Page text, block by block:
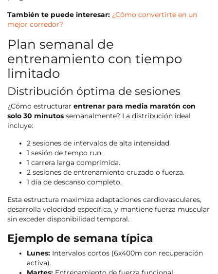
También te puede interesar: ¿Cómo convertirte en un
mejor corredor?
Plan semanal de
entrenamiento con tiempo
limitado
Distribución óptima de sesiones
¿Cómo estructurar entrenar para media maratón con
solo 30 minutos semanalmente? La distribución ideal
incluye:
2 sesiones de intervalos de alta intensidad.
1 sesión de tempo run.
1 carrera larga comprimida.
2 sesiones de entrenamiento cruzado o fuerza.
1 día de descanso completo.
Esta estructura maximiza adaptaciones cardiovasculares,
desarrolla velocidad específica, y mantiene fuerza muscular
sin exceder disponibilidad temporal.
Ejemplo de semana típica
Lunes: Intervalos cortos (6x400m con recuperación
activa).